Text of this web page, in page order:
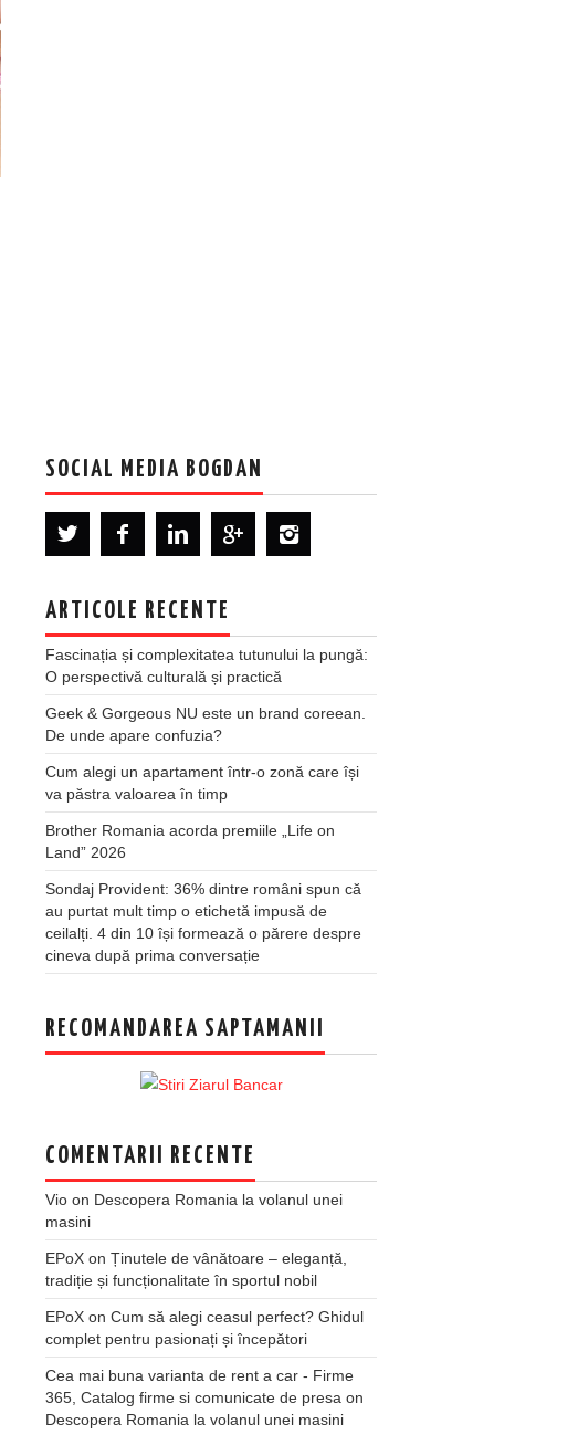
SOCIAL MEDIA BOGDAN
ARTICOLE RECENTE
Fascinația și complexitatea tutunului la pungă:
O perspectivă culturală și practică
Geek & Gorgeous NU este un brand coreean.
De unde apare confuzia?
Cum alegi un apartament într-o zonă care își
va păstra valoarea în timp
Brother Romania acorda premiile „Life on
Land” 2026
Sondaj Provident: 36% dintre români spun că
au purtat mult timp o etichetă impusă de
ceilalți. 4 din 10 își formează o părere despre
cineva după prima conversație
RECOMANDAREA SAPTAMANII
COMENTARII RECENTE
Vio on Descopera Romania la volanul unei
masini
EPoX on Ținutele de vânătoare – eleganță,
tradiție și funcționalitate în sportul nobil
EPoX on Cum să alegi ceasul perfect? Ghidul
complet pentru pasionați și începători
Cea mai buna varianta de rent a car - Firme
365, Catalog firme si comunicate de presa on
Descopera Romania la volanul unei masini